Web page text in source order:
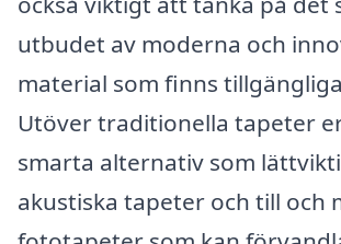
utbudet av moderna och
material som finns
Utöver traditionella tapeter
smarta alternativ som
akustiska tapeter och till och